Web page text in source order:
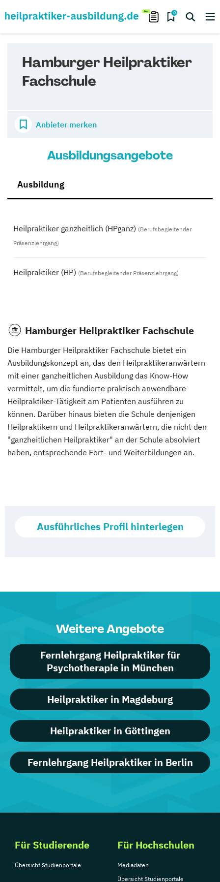
0
Hamburger Heilpraktiker
Fachschule
Anbieter merken
Ausbildungsangebote
Ausbildung
Heilpraktiker ganzheitlich (HPganz) (Berufsbegleitender
Präsenzlehrgang)
Heilpraktiker (HP) (Berufsbegleitender Präsenzlehrgang)
Hamburger Heilpraktiker Fachschule
Die Hamburger Heilpraktiker Fachschule bietet ein
Ausbildungskonzept an, das den Heilpraktikeranwärtern
mit einer ganzheitlichen Ausbildung das Know-How
vermittelt, um die fundierte praktisch anwendbare
Heilpraktiker-Tätigkeit am Patienten ausführen zu
können. Darüber hinaus bieten die Schule denjenigen
Heilpraktikern und Heilpraktikeranwärtern, die nicht den
"ganzheitlichen Heilpraktiker" an der Schule absolviert
haben, entsprechende Fort- und Weiterbildungen an.
Ausführliches Profil hinterlegen
Weitere Angebote
Fernlehrgang Heilpraktiker für
Psychotherapie in München
Heilpraktiker in Magdeburg
Heilpraktiker in Göttingen
Fernlehrgang Heilpraktiker in Berlin
Für Studierende
Übersicht Studienportale
Für Hochschulen
Mediadaten
Übersicht Studienportale